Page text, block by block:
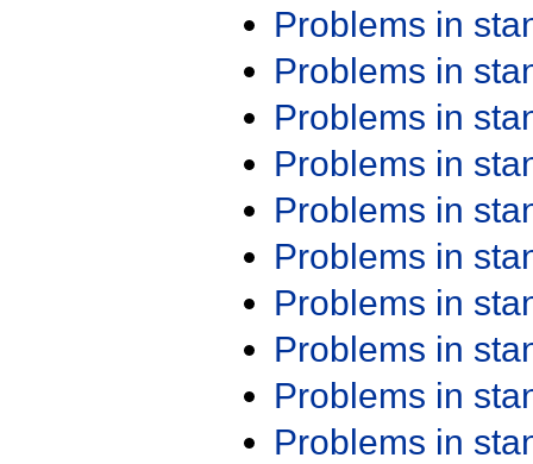
Problems in
Problems in
Problems in
Problems in
Problems in
Problems in
Problems in
Problems in
Problems in
Problems in